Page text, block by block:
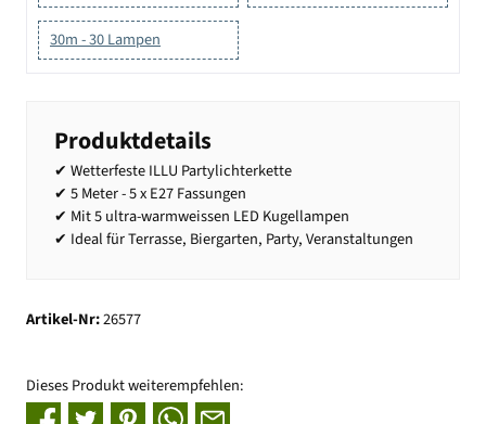
30m - 30 Lampen
Produktdetails
✔ Wetterfeste ILLU Partylichterkette
✔ 5 Meter - 5 x E27 Fassungen
✔ Mit 5 ultra-warmweissen LED Kugellampen
✔ Ideal für Terrasse, Biergarten, Party, Veranstaltungen
Artikel-Nr:26577
Dieses Produkt weiterempfehlen: